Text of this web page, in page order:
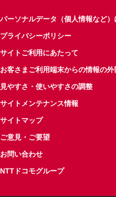
パーソナルデータ（個人情報など）
プライバシーポリシー
サイトご利用にあたって
お客さまご利用端末からの情報の
見やすさ・使いやすさの調整
サイトメンテナンス情報
サイトマップ
ご意見・ご要望
お問い合わせ
NTTドコモグループ